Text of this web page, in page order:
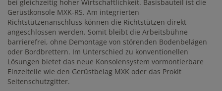
bei gleichzeitig hoher Wirtschaftlichkeit. Basisbauteil ist die
Gerüstkonsole MXK-RS. Am integrierten
Richtstützenanschluss können die Richtstützen direkt
angeschlossen werden. Somit bleibt die Arbeitsbühne
barrierefrei, ohne Demontage von störenden Bodenbelägen
oder Bordbrettern. Im Unterschied zu konventionellen
Lösungen bietet das neue Konsolensystem vormontierbare
Einzelteile wie den Gerüstbelag MXK oder das Prokit
Seitenschutzgitter.